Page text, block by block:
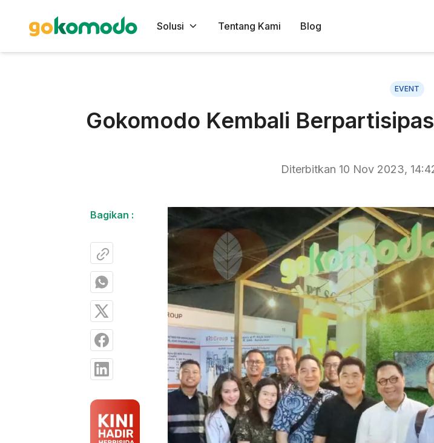
Solusi Tentang Kami Blog
EVENT
Gokomodo Kembali
Diterbitkan 10 Nov 2023,
Bagikan :